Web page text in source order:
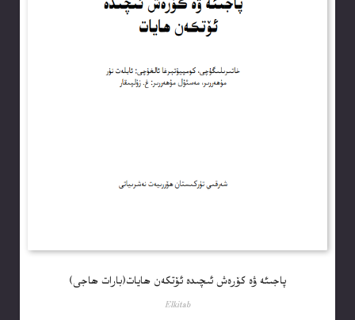
پاجىئە ۋە كۆرەش ئىچىدە ئۆتكەن ھايات(بارات ھاجى)
Elkitab